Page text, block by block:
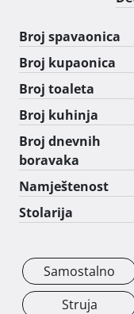
Broj spavaonica
Broj kupaonica
Broj toaleta
Broj kuhinja
Broj dnevnih
boravaka
Namještenost
Stolarija
Samostalno
Struja